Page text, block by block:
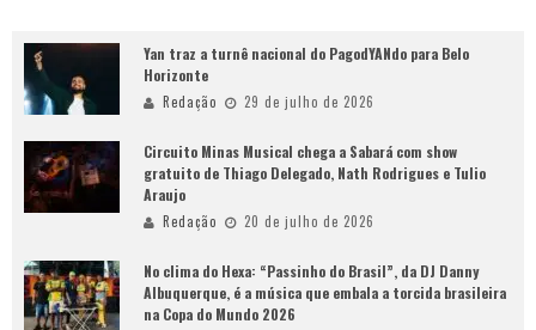
Yan traz a turnê nacional do PagodYANdo para Belo
Horizonte
Redação 29 de julho de 2026
Circuito Minas Musical chega a Sabará com show
gratuito de Thiago Delegado, Nath Rodrigues e Tulio
Araujo
Redação 20 de julho de 2026
No clima do Hexa: “Passinho do Brasil”, da DJ Danny
Albuquerque, é a música que embala a torcida brasileira
na Copa do Mundo 2026